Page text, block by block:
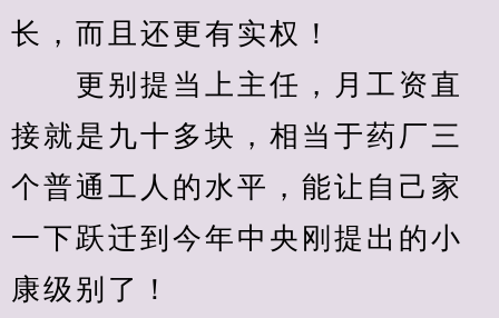
长，而且还更有实权！
更别提当上主任，月工资直
接就是九十多块，相当于药厂三
个普通工人的水平，能让自己家
一下跃迁到今年中央刚提出的小
康级别了！